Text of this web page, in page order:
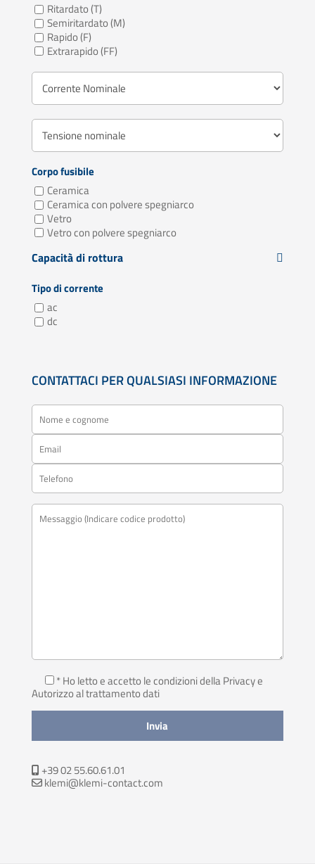
Ritardato (T)
Semiritardato (M)
Rapido (F)
Extrarapido (FF)
Corpo fusibile
Ceramica
Ceramica con polvere spegniarco
Vetro
Vetro con polvere spegniarco
Capacità di rottura
Tipo di corrente
ac
dc
CONTATTACI PER QUALSIASI INFORMAZIONE
* Ho letto e accetto le condizioni della Privacye
Autorizzo al trattamento dati
+39 02 55.60.61.01
klemi@klemi-contact.com